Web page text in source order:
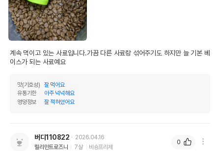
계속 먹이고 있는 사료입니다.가끔 다른 사료랑 섞어주기도 하지만 늘 기본 베
이스가 되는 사료예요
맛(기호성)
잘 먹어요
유통기한
아주 넉넉해요
영양정보
잘 적혀있어요
버디110822
2026.04.16
릴리민트로즈니
7살 비숑프리제
0